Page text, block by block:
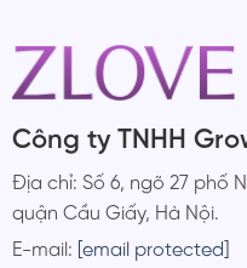
Công ty TNHH
Địa chỉ: Số 6, ngõ 27 phố
quận Cầu Giấy, Hà Nội.
E-mail: [email protected]